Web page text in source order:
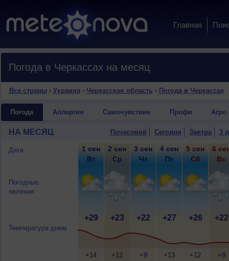
Главная
Погода в Черкассах на месяц
Все страны › Украина› Черкасская область › Погода в Черкассах
Погода Аллергия Самочувствие Профи Агро
НА МЕСЯЦ Почасовой Сегодня Завтра 3
Дата
Погодные
явления
Температура днем
1 сен
Вт
+29
+14
2 сен
Ср
+23
+12
3 сен
Чт
+22
+9
4 сен
Пт
+27
+13
5 сен
Сб
+26
+12
6
Вс
+22
+9